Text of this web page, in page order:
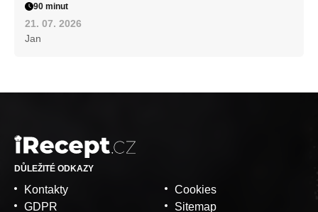
90 minut
21. 07. 2026
Jan
DŮLEŽITÉ ODKAZY
Kontakty
GDPR
Cookies
Sitemap